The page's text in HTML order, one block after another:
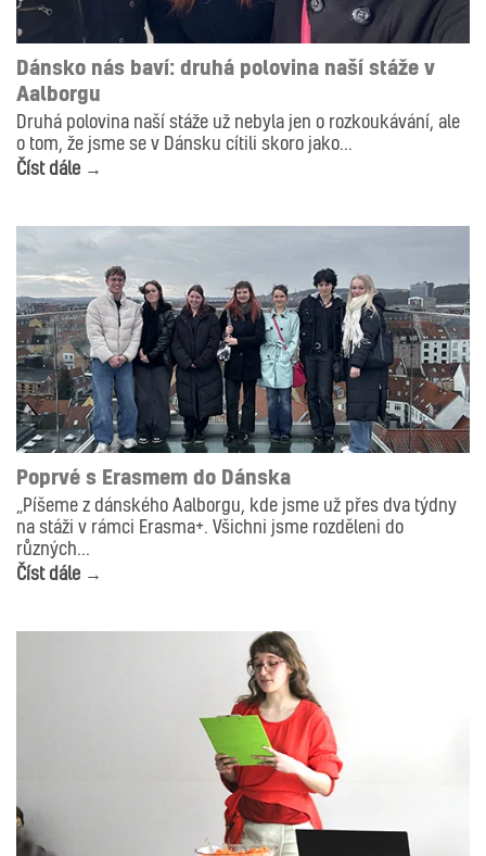
AKTUALITY GRAFIKA ILUSTRACE
Dánsko nás baví: druhá polovina naší stáže v
Aalborgu
Druhá polovina naší stáže už nebyla jen o rozkoukávání, ale
o tom, že jsme se v Dánsku cítili skoro jako...
Číst dále →
AKTUALITY FOTOGRAFIE GRAFIKA ILUSTRACE KERAMIKA
Poprvé s Erasmem do Dánska
„Píšeme z dánského Aalborgu, kde jsme už přes dva týdny
na stáži v rámci Erasma+. Všichni jsme rozděleni do
různých...
Číst dále →
AKTUALITY ANIMACE GRAFIKA ILUSTRACE